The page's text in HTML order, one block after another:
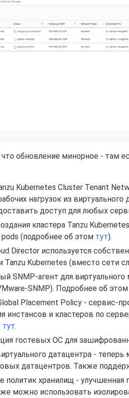
обновление минорное - там
Kubernetes Cluster Tenant
нагрузок из
доступ для любых
кластера Tanzu
(подробнее об этом тут).
Director используется
Tanzu Kubernetes (вместо сети
SNMP-агент для
SNMP). Подробнее об
Placement Policy - сервис-
инстансов и кластеров по
тут.
гостевых ОС для
датацентра -
датацентров. Также
политик хранилищ - улучшенная
можно использовать